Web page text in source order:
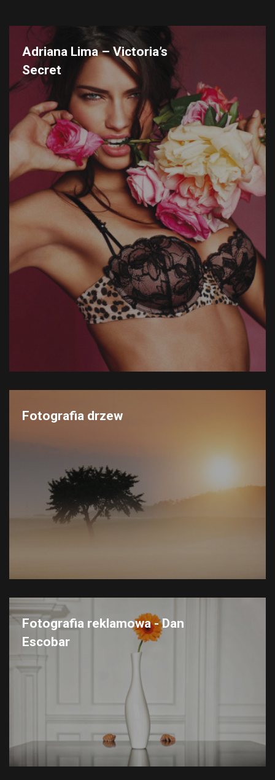
Adriana Lima – Victoria’s
Secret
Fotografia drzew
Fotografia reklamowa - Dan
Escobar